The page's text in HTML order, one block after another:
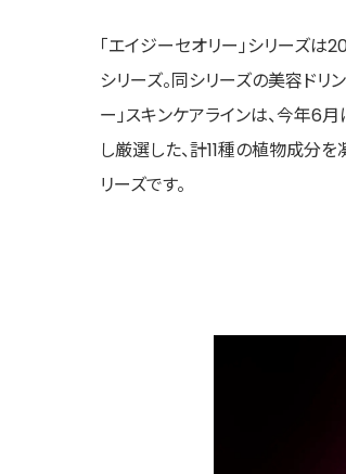
「エイジーセオリー」シリーズは
シリーズ。同シリーズの美容ドリ
ー」スキンケアラインは、今年6
し厳選した、計11種の植物成分
リーズです。